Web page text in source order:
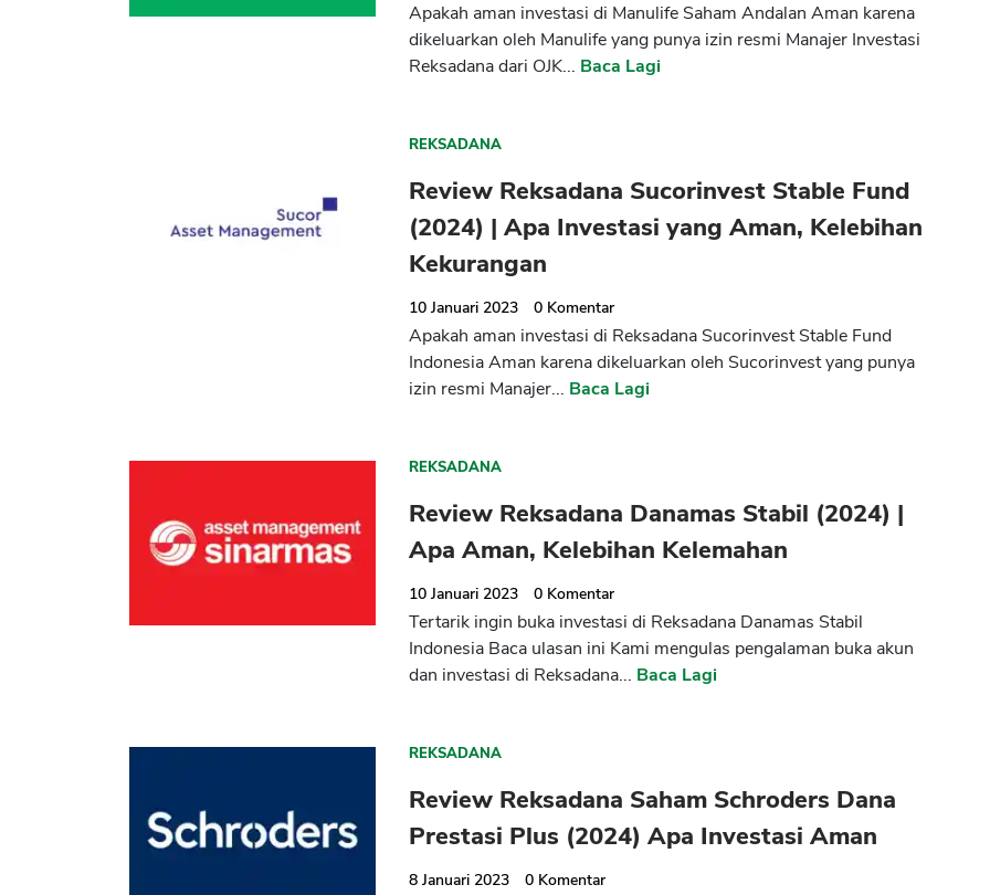
Apakah aman investasi di Manulife Saham Andalan Aman karena
dikeluarkan oleh Manulife yang punya izin resmi Manajer Investasi
Reksadana dari OJK... Baca Lagi
REKSADANA
Review Reksadana Sucorinvest Stable Fund
(2024) | Apa Investasi yang Aman, Kelebihan
Kekurangan
10 Januari 2023 0 Komentar
Apakah aman investasi di Reksadana Sucorinvest Stable Fund
Indonesia Aman karena dikeluarkan oleh Sucorinvest yang punya
izin resmi Manajer... Baca Lagi
REKSADANA
Review Reksadana Danamas Stabil (2024) |
Apa Aman, Kelebihan Kelemahan
10 Januari 2023 0 Komentar
Tertarik ingin buka investasi di Reksadana Danamas Stabil
Indonesia Baca ulasan ini Kami mengulas pengalaman buka akun
dan investasi di Reksadana... Baca Lagi
REKSADANA
Review Reksadana Saham Schroders Dana
Prestasi Plus (2024) Apa Investasi Aman
8 Januari 2023 0 Komentar